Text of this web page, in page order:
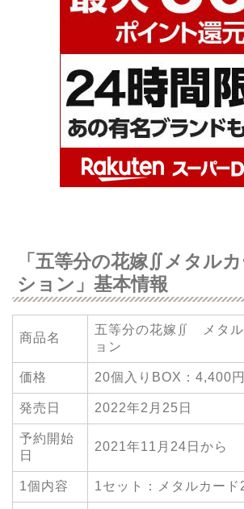
「五等分の花嫁∬メタル
ション」基本情報
商品名
五等分の花嫁∬ メタル
ョン
価格 20個入りBOX：4,400
発売日 2022年2月25日
予約開始
日
2021年11月24日から
1個内容 1セット：メタルカード